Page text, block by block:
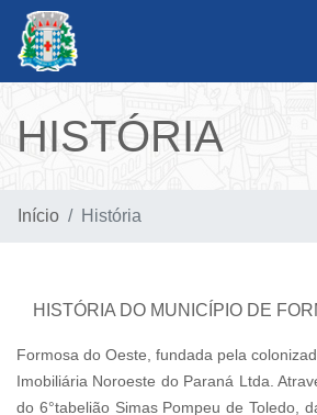
HISTÓRIA
Início História
HISTÓRIA DO MUNICÍPIO DE
Formosa do Oeste, fundada pela
Imobiliária Noroeste do Paraná Ltda.
do 6°tabelião Simas Pompeu de Toledo,